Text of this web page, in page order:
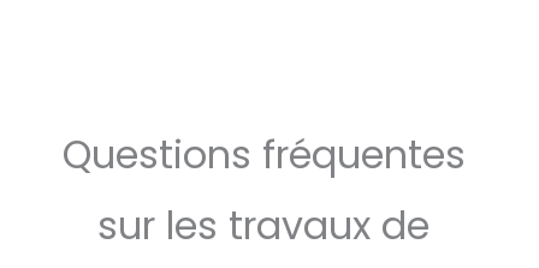
Questions fréquentes
sur les travaux de